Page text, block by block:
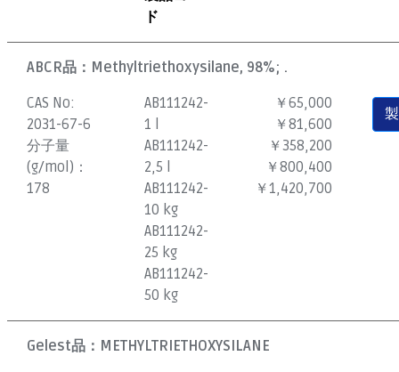
ド
ABCR品： Methyltriethoxysilane, 98%; .
CAS No:
2031-67-6
分子量
(g/mol)：
178
AB111242-
1 l
AB111242-
2,5 l
AB111242-
10 kg
AB111242-
25 kg
AB111242-
50 kg
￥65,000
￥81,600
￥358,200
￥800,400
￥1,420,700
Gelest品： METHYLTRIETHOXYSILANE